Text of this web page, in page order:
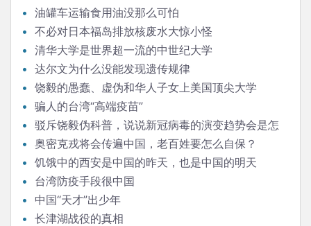
油罐车运输食用油没那么可怕
不必对日本福岛排放核废水大惊小怪
清华大学是世界超一流的中世纪大学
达尔文为什么没能发现遗传规律
饶毅的愚蠢、虚伪和华人子女上美国顶尖大学
骗人的台湾“高端疫苗”
驳斥饶毅伪科普，说说新冠病毒的演变趋势会是怎
样奥密克戎将会传遍中国，老百姓要怎么自保？
饥饿中的西安是中国的昨天，也是中国的明天
台湾防疫手段很中国
中国“天才”出少年
长津湖战役的真相